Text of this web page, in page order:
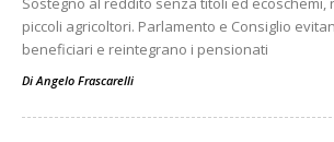
piccoli agricoltori. Parlamento e Consiglio
beneficiari e reintegrano i pensionati
DiAngelo Frascarelli